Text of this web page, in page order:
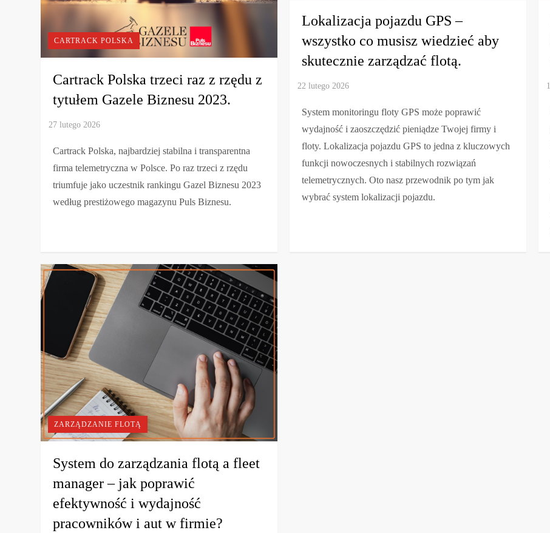
CARTRACK POLSKA
Cartrack Polska trzeci raz z rzędu z
tytułem Gazele Biznesu 2023.
Cartrack Polska, najbardziej stabilna i transparentna
firma telemetryczna w Polsce. Po raz trzeci z rzędu
triumfuje jako uczestnik rankingu Gazel Biznesu 2023
według prestiżowego magazynu Puls Biznesu.
Lokalizacja pojazdu GPS –
wszystko co musisz wiedzieć aby
skutecznie zarządzać flotą.
System monitoringu floty GPS może poprawić
wydajność i zaoszczędzić pieniądze Twojej firmy i
floty. Lokalizacja pojazdu GPS to jedna z kluczowych
funkcji nowoczesnych i stabilnych rozwiązań
telemetrycznych. Oto nasz przewodnik po tym jak
wybrać system lokalizacji pojazdu.
ZARZĄDZANIE FLOTĄ
System do zarządzania flotą a fleet
manager – jak poprawić
efektywność i wydajność
pracowników i aut w firmie?